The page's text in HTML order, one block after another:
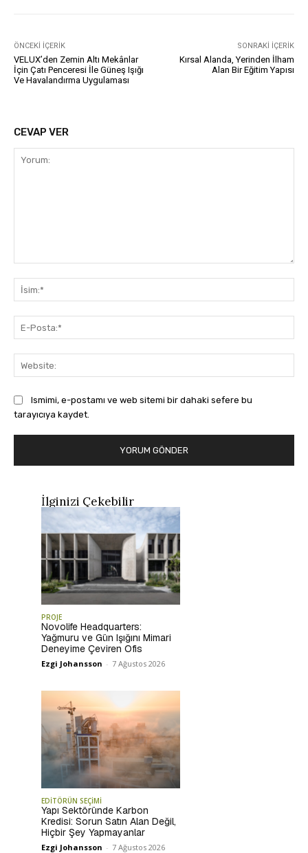
ÖNCEKI İÇERIK
VELUX’den Zemin Altı Mekânlar
İçin Çatı Penceresi İle Güneş Işığı
Ve Havalandırma Uygulaması
SONRAKI İÇERIK
Kırsal Alanda, Yerinden İlham
Alan Bir Eğitim Yapısı
CEVAP VER
Ismimi, e-postamı ve web sitemi bir dahaki sefere bu
tarayıcıya kaydet.
İlginizi Çekebilir
PROJE
Novolife Headquarters:
Yağmuru ve Gün Işığını Mimari
Deneyime Çeviren Ofis
Ezgi Johansson - 7 Ağustos 2026
EDİTÖRÜN SEÇİMİ
Yapı Sektöründe Karbon
Kredisi: Sorun Satın Alan Değil,
Hiçbir Şey Yapmayanlar
Ezgi Johansson - 7 Ağustos 2026